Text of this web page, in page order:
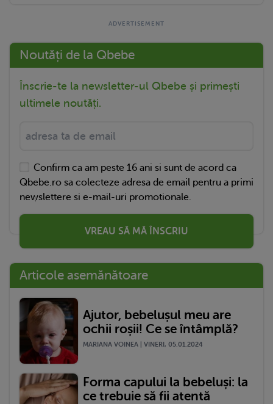
Noutăți de la Qbebe
Înscrie-te la newsletter-ul Qbebe și primești
ultimele noutăți.
Confirm ca am peste 16 ani si sunt de acord ca
Qbebe.ro sa colecteze adresa de email pentru a primi
newslettere si e-mail-uri promotionale.
VREAU SĂ MĂ ÎNSCRIU
Articole asemănătoare
Ajutor, bebelușul meu are
ochii roșii! Ce se întâmplă?
MARIANA VOINEA | VINERI, 05.01.2024
Forma capului la bebeluși: la
ce trebuie să fii atentă